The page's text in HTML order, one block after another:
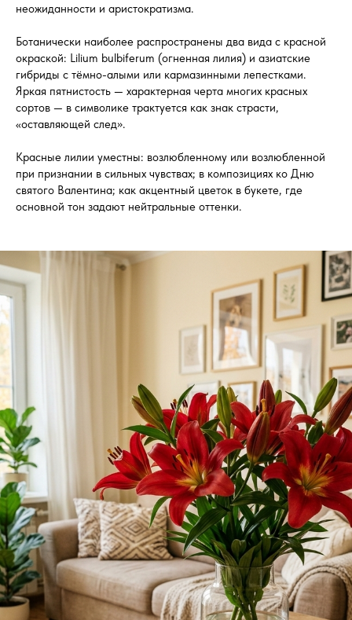
неожиданности и аристократизма.
Ботанически наиболее распространены два вида с красной
окраской: Lilium bulbiferum (огненная лилия) и азиатские
гибриды с тёмно-алыми или кармазинными лепестками.
Яркая пятнистость — характерная черта многих красных
сортов — в символике трактуется как знак страсти,
«оставляющей след».
Красные лилии уместны: возлюбленному или возлюбленной
при признании в сильных чувствах; в композициях ко Дню
святого Валентина; как акцентный цветок в букете, где
основной тон задают нейтральные оттенки.